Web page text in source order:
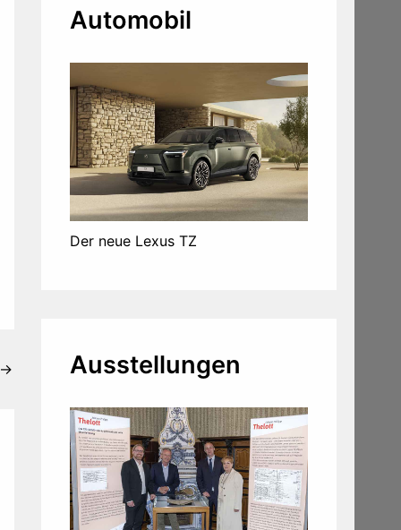
→
Automobil
Der neue Lexus TZ
Ausstellungen